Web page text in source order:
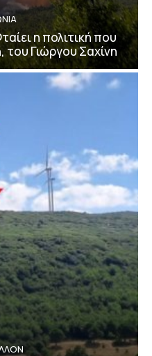
η πολιτική που
του Γιώργου Σαχίνη